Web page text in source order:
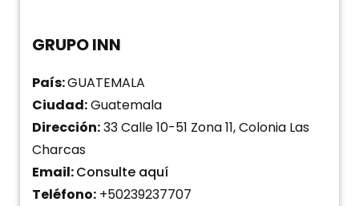
GRUPO INN
País:GUATEMALA
Ciudad:Guatemala
Dirección:33 Calle 10-51 Zona 11, Colonia Las
Charcas
Email:Consulte aquí
Teléfono: +50239237707